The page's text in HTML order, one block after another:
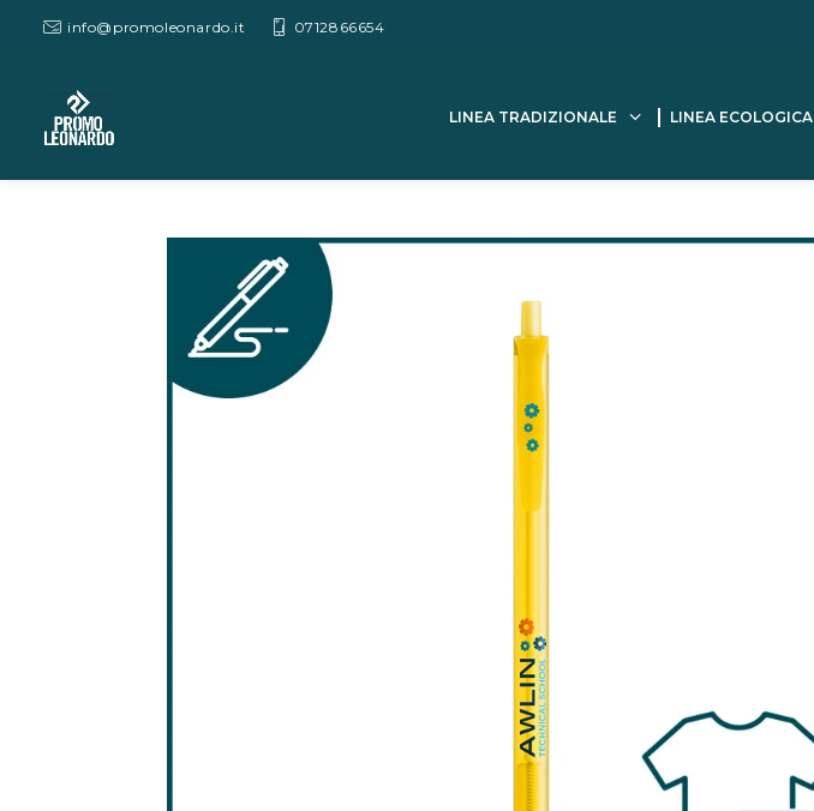
info@promoleonardo.it 0712866654
LINEA TRADIZIONALE LINEA ECOLOGICA